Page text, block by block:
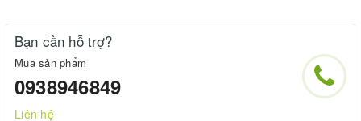
Bạn cần hỗ trợ?
Mua sản phẩm
0938946849
Liên hệ